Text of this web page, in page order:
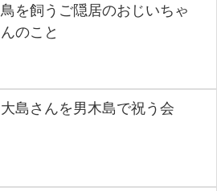
鳥を飼うご隠居のおじいちゃ
んのこと
大島さんを男木島で祝う会